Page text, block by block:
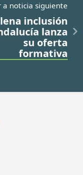
a noticia siguiente
inclusión
lanza
su oferta
formativa